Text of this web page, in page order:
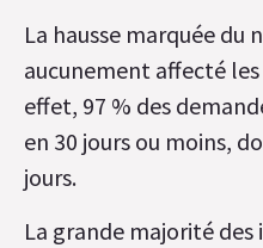
La hausse marquée du
aucunement affecté
effet, 97 % des
en 30 jours ou moins,
jours.
La grande majorité